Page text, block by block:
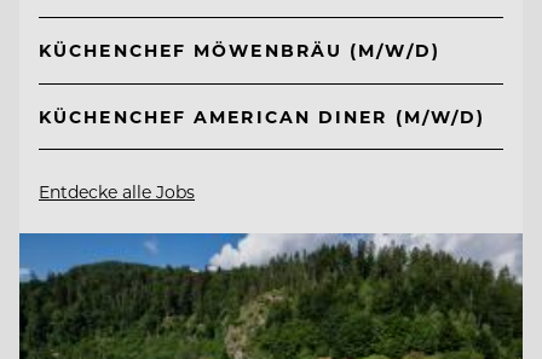
KÜCHENCHEF MÖWENBRÄU (M/W/D)
KÜCHENCHEF AMERICAN DINER (M/W/D)
Entdecke alle Jobs